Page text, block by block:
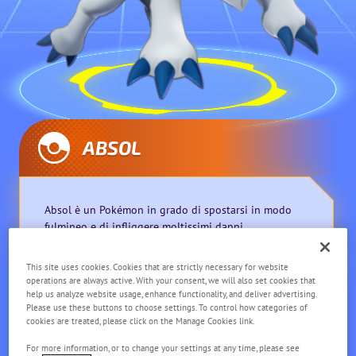
ABSOL
Absol è un Pokémon in grado di spostarsi in modo
fulmineo e di infliggere moltissimi danni.
Velocista
Corto raggio
This site uses cookies. Cookies that are strictly necessary for website
operations are always active. With your consent, we will also set cookies that
help us analyze website usage, enhance functionality, and deliver advertising.
Please use these buttons to choose settings. To control how categories of
cookies are treated, please click on the Manage Cookies link.
For more information, or to change your settings at any time, please see